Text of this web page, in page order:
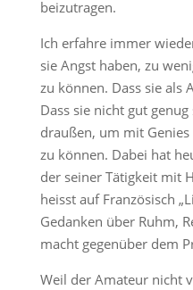
beizutragen.
Ich erfahre immer
sie Angst haben, zu
zu können. Dass sie als
Dass sie nicht gut
draußen, um mit
zu können. Dabei hat
der seiner Tätigkeit mit
heisst auf Französisch
Gedanken über Ruhm,
macht gegenüber dem
Weil der Amateur nicht